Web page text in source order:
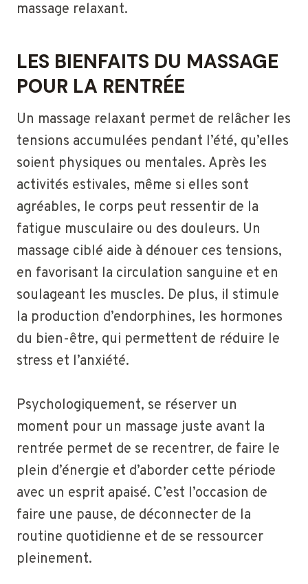
massage relaxant.
LES BIENFAITS DU MASSAGE
POUR LA RENTRÉE
Un massage relaxant permet de relâcher les
tensions accumulées pendant l’été, qu’elles
soient physiques ou mentales. Après les
activités estivales, même si elles sont
agréables, le corps peut ressentir de la
fatigue musculaire ou des douleurs. Un
massage ciblé aide à dénouer ces tensions,
en favorisant la circulation sanguine et en
soulageant les muscles. De plus, il stimule
la production d’endorphines, les hormones
du bien-être, qui permettent de réduire le
stress et l’anxiété.
Psychologiquement, se réserver un
moment pour un massage juste avant la
rentrée permet de se recentrer, de faire le
plein d’énergie et d’aborder cette période
avec un esprit apaisé. C’est l’occasion de
faire une pause, de déconnecter de la
routine quotidienne et de se ressourcer
pleinement.